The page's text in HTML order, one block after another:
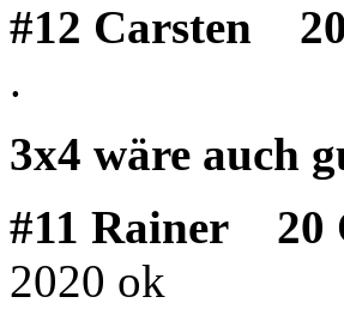
#12 Carsten
.
3x4 wäre auch
#11 Rainer
20
2020 ok